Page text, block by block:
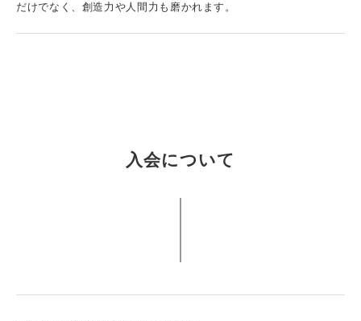
だけでなく、創造力や人間力も磨かれます。
入会について